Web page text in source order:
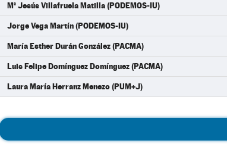
Mª Jesús Villafruela Matilla (PODEMOS-IU)
Jorge Vega Martín (PODEMOS-IU)
María Esther Durán González (PACMA)
Luis Felipe Domínguez Domínguez (PACMA)
Laura María Herranz Menezo (PUM+J)